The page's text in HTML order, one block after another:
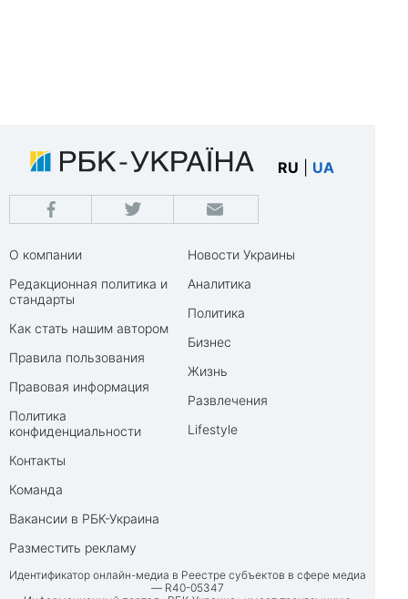
RU UA
О компании
Редакционная политика и
стандарты
Как стать нашим автором
Правила пользования
Правовая информация
Политика
конфиденциальности
Контакты
Команда
Вакансии в РБК-Украина
Разместить рекламу
Новости Украины
Аналитика
Политика
Бизнес
Жизнь
Развлечения
Lifestyle
Идентификатор онлайн-медиа в Реестре субъектов в сфере медиа
— R40-05347